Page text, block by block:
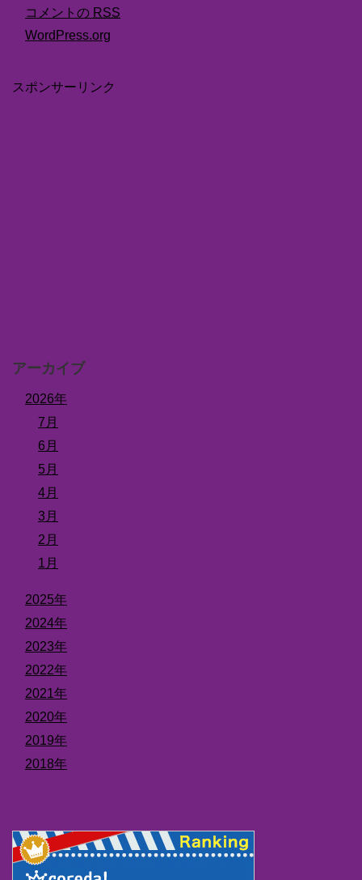
コメントの RSS
WordPress.org
スポンサーリンク
アーカイブ
2026年
7月
6月
5月
4月
3月
2月
1月
2025年
2024年
2023年
2022年
2021年
2020年
2019年
2018年